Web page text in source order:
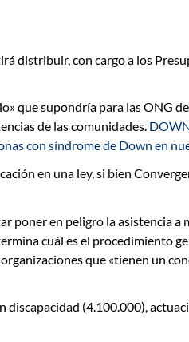
distribuir, con cargo a los
que supondría para las ONG
de las comunidades.
con síndrome de Down en
en una ley, si bien
en peligro la asistencia a
cuál es el procedimiento
que «tienen un
discapacidad (4.100.000),